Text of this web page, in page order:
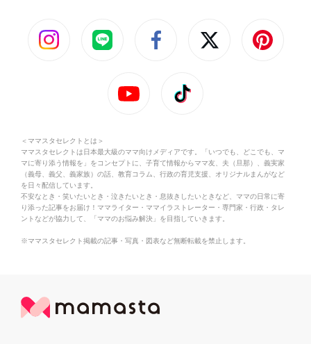
＜ママスタセレクトとは＞
ママスタセレクトは日本最大級のママ向けメディアです。「いつでも、どこでも、マ
マに寄り添う情報を」をコンセプトに、子育て情報からママ友、夫（旦那）、義実家
（義母、義父、義家族）の話、教育コラム、行政の育児支援、オリジナルまんがなど
を日々配信しています。
不安なとき・笑いたいとき・泣きたいとき・息抜きしたいときなど、ママの日常に寄
り添った記事をお届け！ママライター・ママイラストレーター・専門家・行政・タレ
ントなどが協力して、「ママのお悩み解決」を目指していきます。
※ママスタセレクト掲載の記事・写真・図表など無断転載を禁止します。